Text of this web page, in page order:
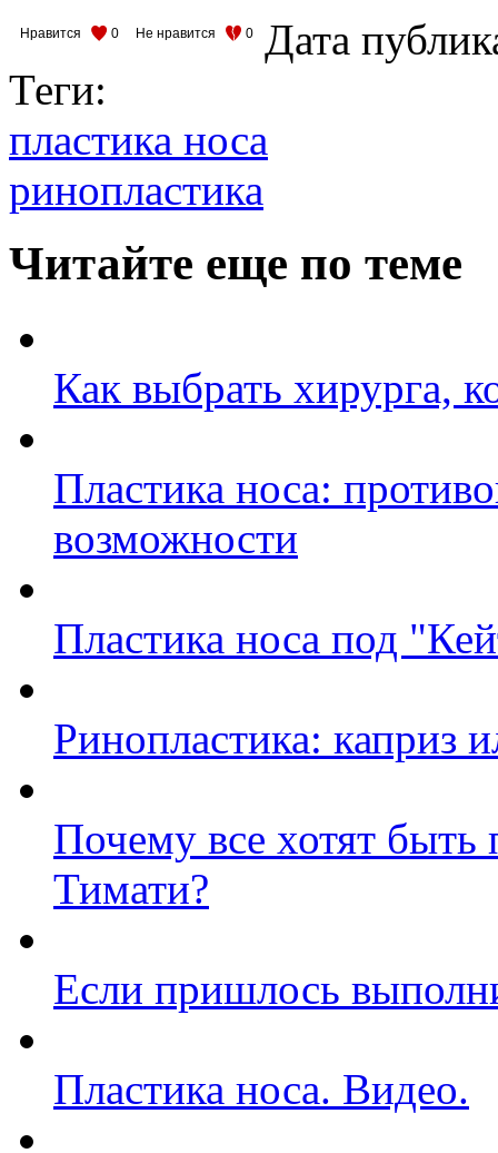
Нравится 0 Не нравится 0
Дата
Теги:
пластика носа
ринопластика
Читайте еще по теме
Как выбрать хирурга,
Пластика носа:
возможности
Пластика носа под
Ринопластика: каприз
Почему все хотят
Тимати?
Если пришлось
Пластика носа. Видео.